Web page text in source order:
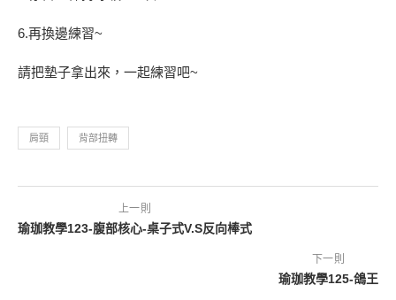
6.再換邊練習~
請把墊子拿出來，一起練習吧~
肩頸 背部扭轉
上一則
瑜珈教學123-腹部核心-桌子式V.S反向棒式
下一則
瑜珈教學125-鴿王